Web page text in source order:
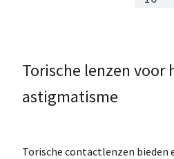
Torische lenzen voor
astigmatisme
Torische contactlenzen bieden